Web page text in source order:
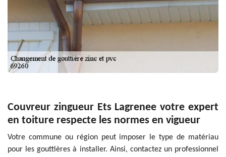
Couvreur zingueur Ets Lagrenee votre expert
en toiture respecte les normes en vigueur
Votre commune ou région peut imposer le type de matériau
pour les gouttières à installer. Ainsi, contactez un professionnel